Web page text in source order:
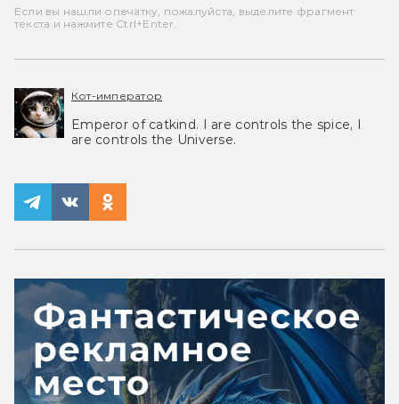
Если вы нашли опечатку, пожалуйста, выделите фрагмент
текста и нажмите Ctrl+Enter.
Кот-император
Emperor of catkind. I are controls the spice, I
are controls the Universe.